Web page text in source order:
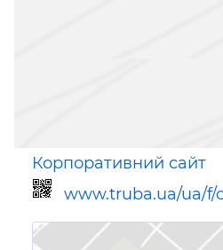
Корпоративний сайт
www.truba.ua/ua/